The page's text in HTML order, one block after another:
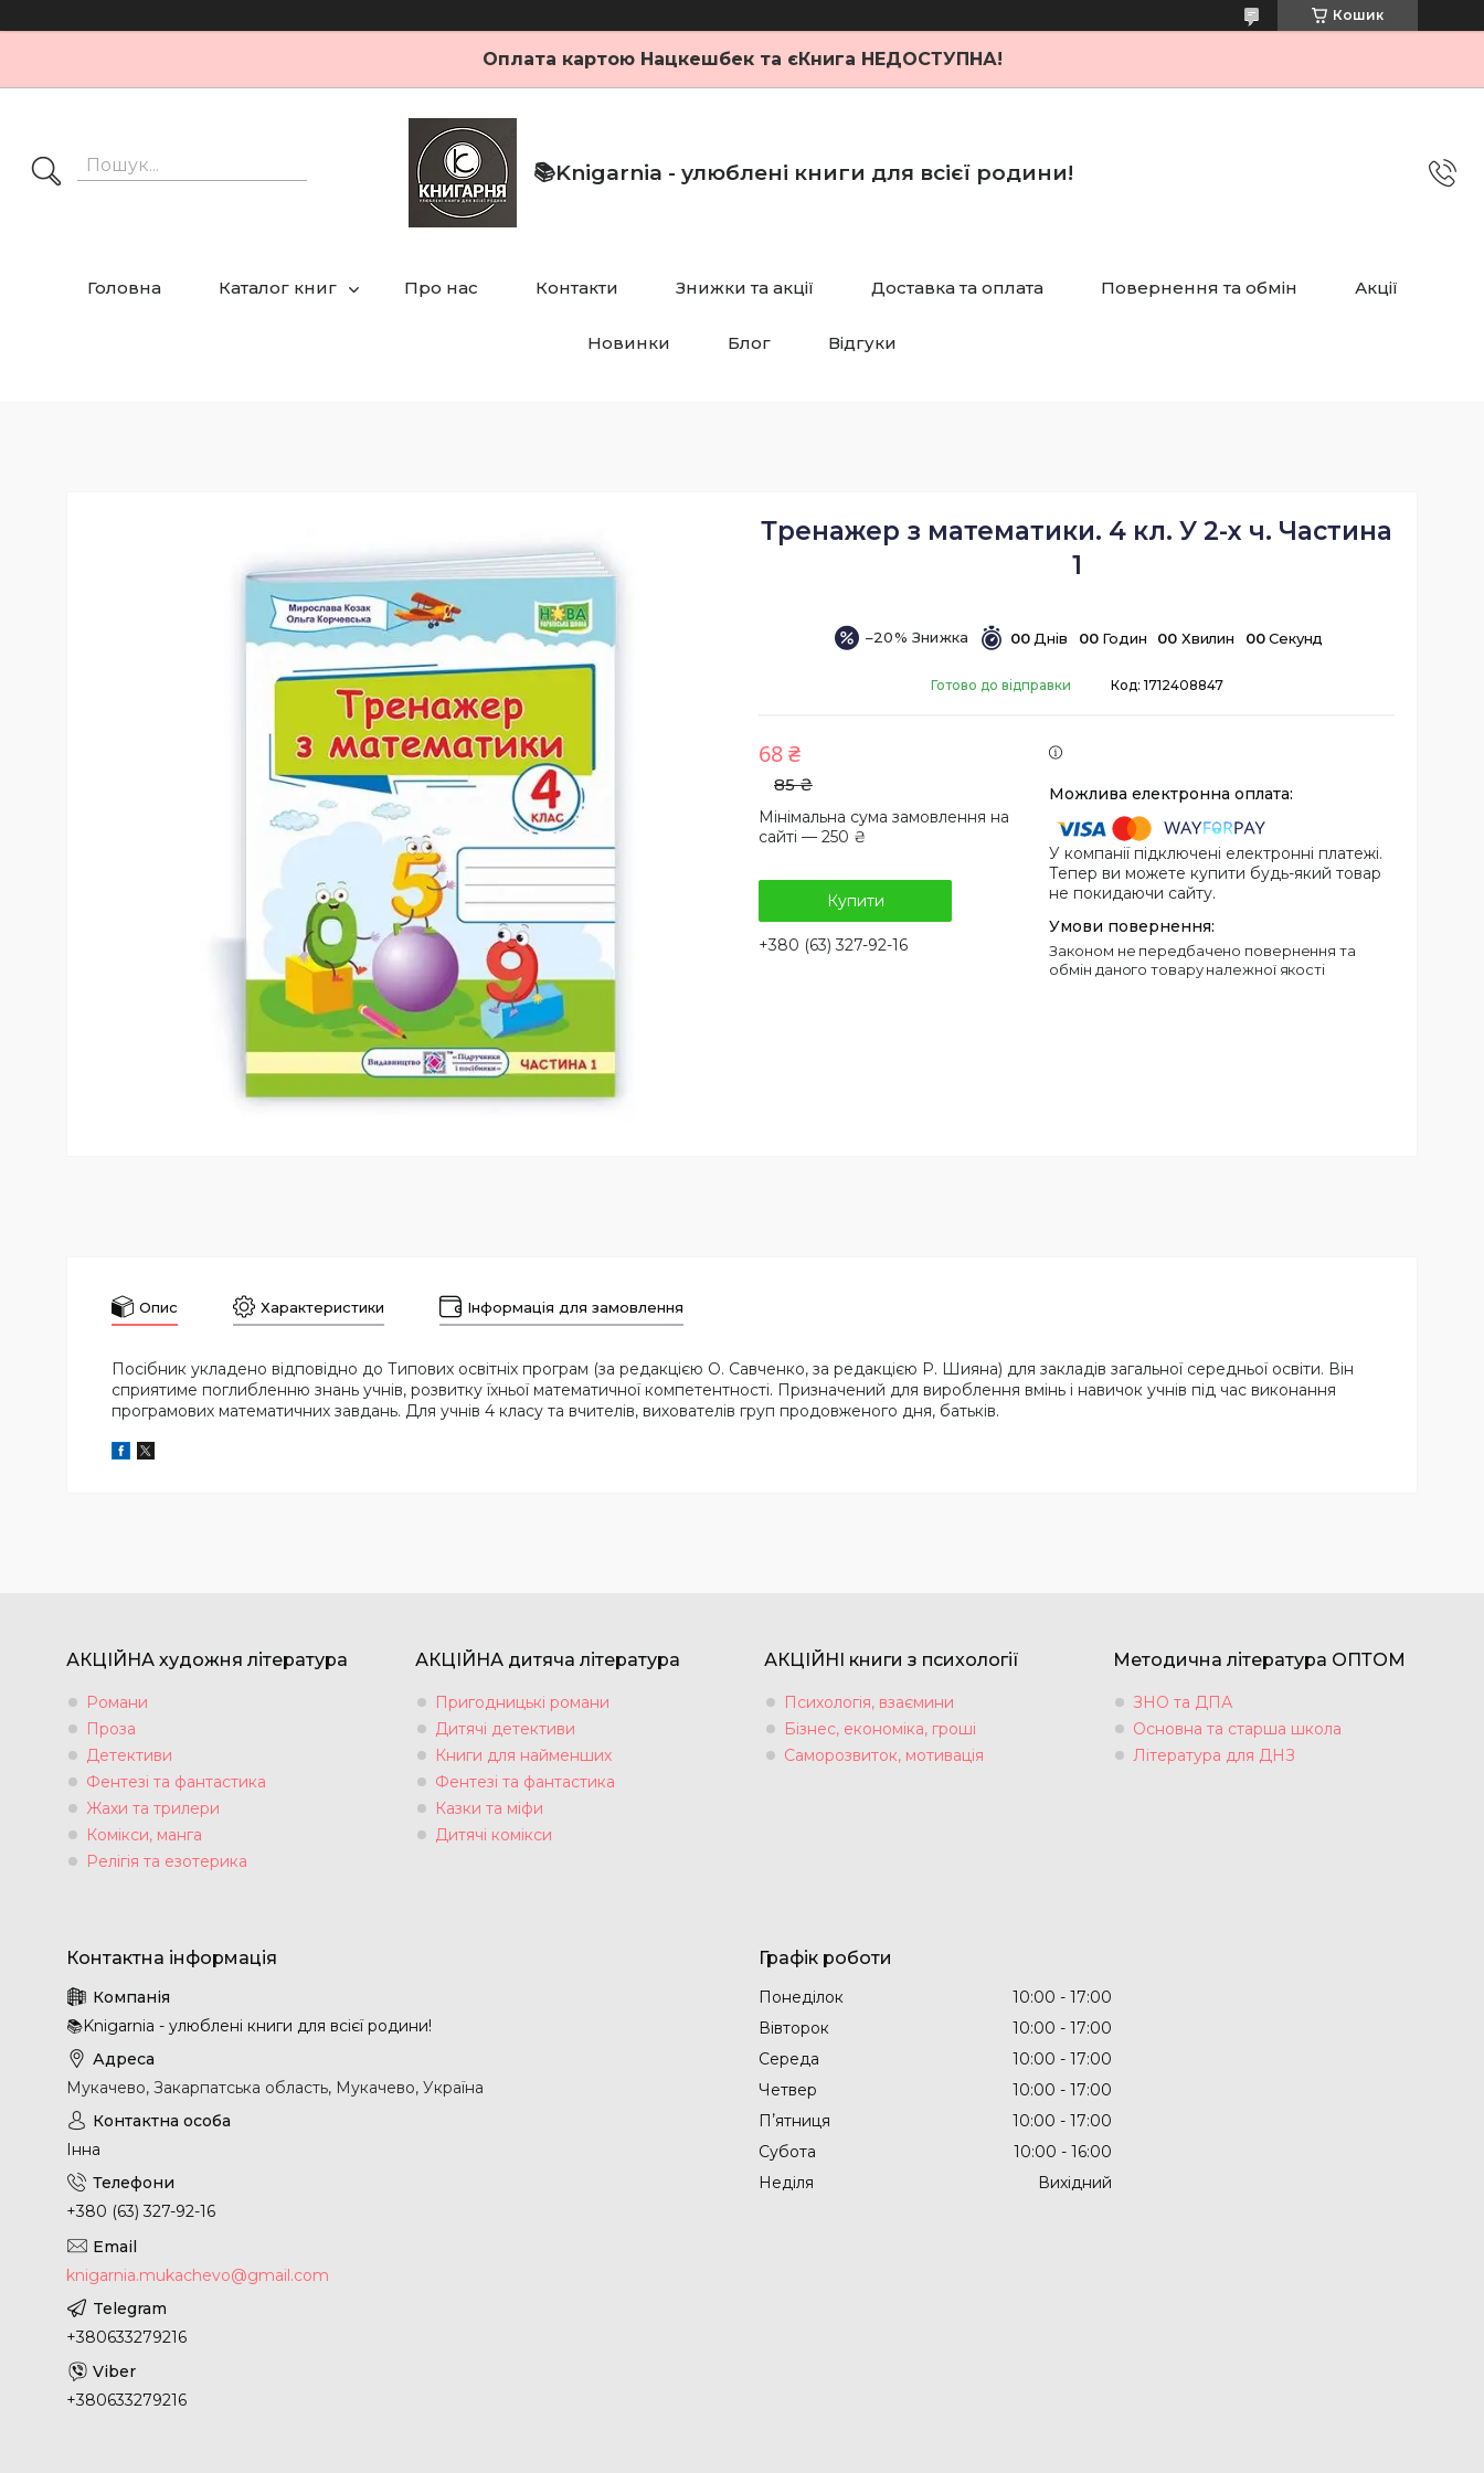
Кошик
Оплата картою Нацкешбек та єКнига НЕДОСТУПНА!
📚Knigarnia - улюблені книги для всієї родини!
Головна Каталог книг Про нас Контакти Знижки та акції Доставка та оплата Повернення та обмін Акції
Новинки Блог Відгуки
Тренажер з математики. 4 кл. У 2-х ч. Частина
1
–20% 00 Днів 00 Годин 00 Хвилин 00 Секунд
Готово до відправки Код: 1712408847
85 ₴
68 ₴
Мінімальна сума замовлення на
сайті — 250 ₴
Купити
+380 (63) 327-92-16
У компанії підключені електронні платежі.
Тепер ви можете купити будь-який товар
не покидаючи сайту.
Законом не передбачено повернення та
обмін даного товару належної якості
Опис Характеристики Інформація для замовлення
Посібник укладено відповідно до Типових освітніх програм (за редакцією О. Савченко, за редакцією Р. Шияна) для закладів загальної середньої освіти. Він
сприятиме поглибленню знань учнів, розвитку їхньої математичної компетентності. Призначений для вироблення вмінь і навичок учнів під час виконання
програмових математичних завдань. Для учнів 4 класу та вчителів, вихователів груп продовженого дня, батьків.
АКЦІЙНА художня література
Романи
Проза
Детективи
Фентезі та фантастика
Жахи та трилери
Комікси, манга
Релігія та езотерика
АКЦІЙНА дитяча література
Пригодницькі романи
Дитячі детективи
Книги для найменших
Фентезі та фантастика
Казки та міфи
Дитячі комікси
АКЦІЙНІ книги з психології
Психологія, взаємини
Бізнес, економіка, гроші
Саморозвиток, мотивація
Методична література ОПТОМ
ЗНО та ДПА
Основна та старша школа
Література для ДНЗ
📚Knigarnia - улюблені книги для всієї родини!
Мукачево, Закарпатська область, Мукачево, Україна
Інна
+380 (63) 327-92-16
knigarnia.mukachevo@gmail.com
+380633279216
+380633279216
Графік роботи
Понеділок 10:00
17:00
Вівторок
10:00
17:00
Середа
10:00
17:00
Четвер
10:00
17:00
Пʼятниця
10:00
17:00
Субота
10:00
16:00
Неділя
Вихідний